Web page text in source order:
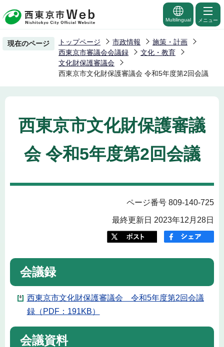
の
ー
先
頭
Multilingual メニュー
現在のページ トップページ 市政情報
施策・計画
西東京市審議会会議録
文化・教育
文化財保護審議会
西東京市文化財保護審議会 令和5年度第2回会議
西東京市文化財保護審議
会 令和5年度第2回会議
ページ番号 809-140-725
最終更新日 2023年12月28日
会議録
西東京市文化財保護審議会 令和5年度第2回会議
録（PDF：191KB）
会議資料